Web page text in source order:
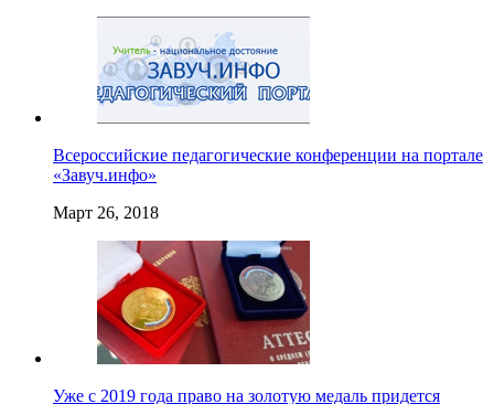
Всероссийские педагогические конференции на портале
«Завуч.инфо»
Март 26, 2018
Уже с 2019 года право на золотую медаль придется